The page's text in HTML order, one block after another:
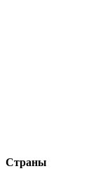
Страны